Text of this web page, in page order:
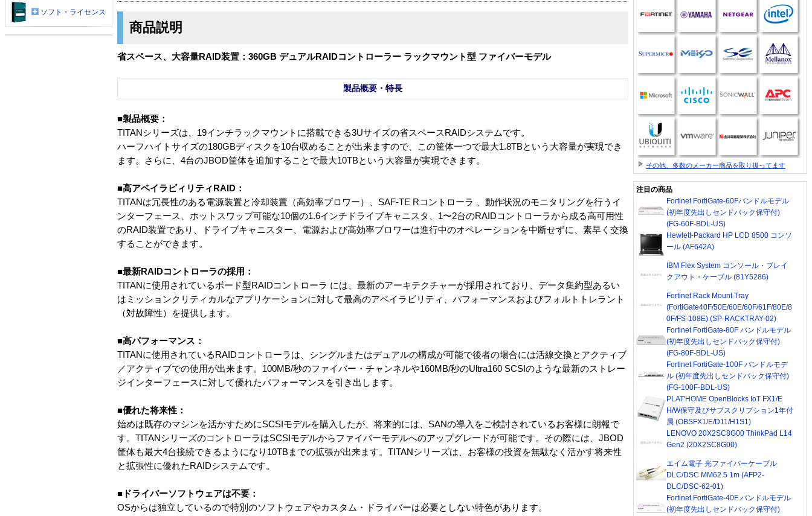
商品説明
省スペース、大容量RAID装置：360GB デュアルRAIDコントローラー ラックマウント型 ファイバーモデル
製品概要・特長
■製品概要：
TITANシリーズは、19インチラックマウントに搭載できる3Uサイズの省スペースRAIDシステムです。
ハーフハイトサイズの180GBディスクを10台収めることが出来ますので、この筐体一つで最大1.8TBという大容量が実現でき
ます。さらに、4台のJBOD筐体を追加することで最大10TBという大容量が実現できます。
■高アベイラビィリティRAID：
TITANは冗長性のある電源装置と冷却装置（高効率ブロワー）、SAF-TE Rコントローラ 、動作状況のモニタリングを行うイ
ンターフェース、ホットスワップ可能な10個の1.6インチドライブキャニスタ、1〜2台のRAIDコントローラから成る高可用性
のRAID装置であり、ドライブキャニスター、電源および高効率ブロワーは進行中のオペレーションを中断せずに、素早く交換
することができます。
■最新RAIDコントローラの採用：
TITANに使用されているボード型RAIDコントローラ には、最新のアーキテクチャーが採用されており、データ集約型あるい
はミッションクリティカルなアプリケーションに対して最高のアベイラビリティ、パフォーマンスおよびフォルトトレラント
（対故障性）を提供します。
■高パフォーマンス：
TITANに使用されているRAIDコントローラは、シングルまたはデュアルの構成が可能で後者の場合には活線交換とアクティブ
／アクティブでの使用が出来ます。100MB/秒のファイバー・チャンネルや160MB/秒のUltra160 SCSIのような最新のストレー
ジインターフェースに対して優れたパフォーマンスを引き出します。
■優れた将来性：
始めは既存のマシンを活かすためにSCSIモデルを購入したが、将来的には、SANの導入をご検討されているお客様に朗報で
す。TITANシリーズのコントローラはSCSIモデルからファイバーモデルへのアップグレードが可能です。その際には、JBOD
筐体も最大4台接続できるようになり10TBまでの拡張が出来ます。TITANシリーズは、お客様の投資を無駄なく活かす将来性
と拡張性に優れたRAIDシステムです。
■ドライバーソフトウェアは不要：
OSからは独立しているので特別のソフトウェアやカスタム・ドライバーは必要としない特色があります。
ソフト・ライセンス
その他、多数のメーカー商品を取り扱ってます
注目の商品
Fortinet FortiGate-60Fバンドルモデル
(初年度先出しセンドバック保守付)
(FG-60F-BDL-US)
Hewlett-Packard HP LCD 8500 コンソ
ール (AF642A)
IBM Flex System コンソール・ブレイ
クアウト・ケーブル (81Y5286)
Fortinet Rack Mount Tray
(FortiGate40F/50E/60E/60F/61F/80E/8
0F/FS-108E) (SP-RACKTRAY-02)
Fortinet FortiGate-80F バンドルモデル
(初年度先出しセンドバック保守付)
(FG-80F-BDL-US)
Fortinet FortiGate-100F バンドルモデ
ル (初年度先出しセンドバック保守付)
(FG-100F-BDL-US)
PLAT'HOME OpenBlocks IoT FX1/E
H/W保守及びサブスクリプション1年付
属 (OBSFX1/E/D11/H1S1)
LENOVO 20X2SC8G00 ThinkPad L14
Gen2 (20X2SC8G00)
エイム電子 光ファイバーケーブル
DLC/DSC MM62.5 1m (AFP2-
DLC/DSC-62-01)
Fortinet FortiGate-40F バンドルモデル
(初年度先出しセンドバック保守付)